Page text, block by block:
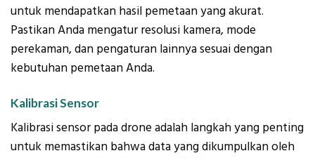
untuk mendapatkan hasil pemetaan yang akurat.
Pastikan Anda mengatur resolusi kamera, mode
perekaman, dan pengaturan lainnya sesuai dengan
kebutuhan pemetaan Anda.
Kalibrasi Sensor
Kalibrasi sensor pada drone adalah langkah yang penting
untuk memastikan bahwa data yang dikumpulkan oleh